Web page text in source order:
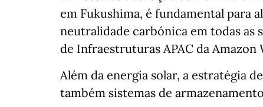
em Fukushima, é fundamental para
neutralidade carbónica em todas as
de Infraestruturas APAC da Amazon
Além da energia solar, a estratégia
também sistemas de